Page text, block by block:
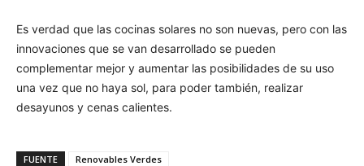
Es verdad que las cocinas solares no son nuevas, pero con las
innovaciones que se van desarrollado se pueden
complementar mejor y aumentar las posibilidades de su uso
una vez que no haya sol, para poder también, realizar
desayunos y cenas calientes.
FUENTE
Renovables Verdes